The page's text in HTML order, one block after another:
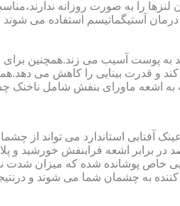
را به صورت روزانه
آستیگماتیسم استفاده می
و قدرت بینایی را کاهش می
به اشعه ماورای بنفش شامل
آفتابی استاندارد می تواند از
یک عینک آفتابی استاندارد باید داشته باشد می توان به
خاص پوشانده شده که میزان شدت
به چشمان شما می شوند و